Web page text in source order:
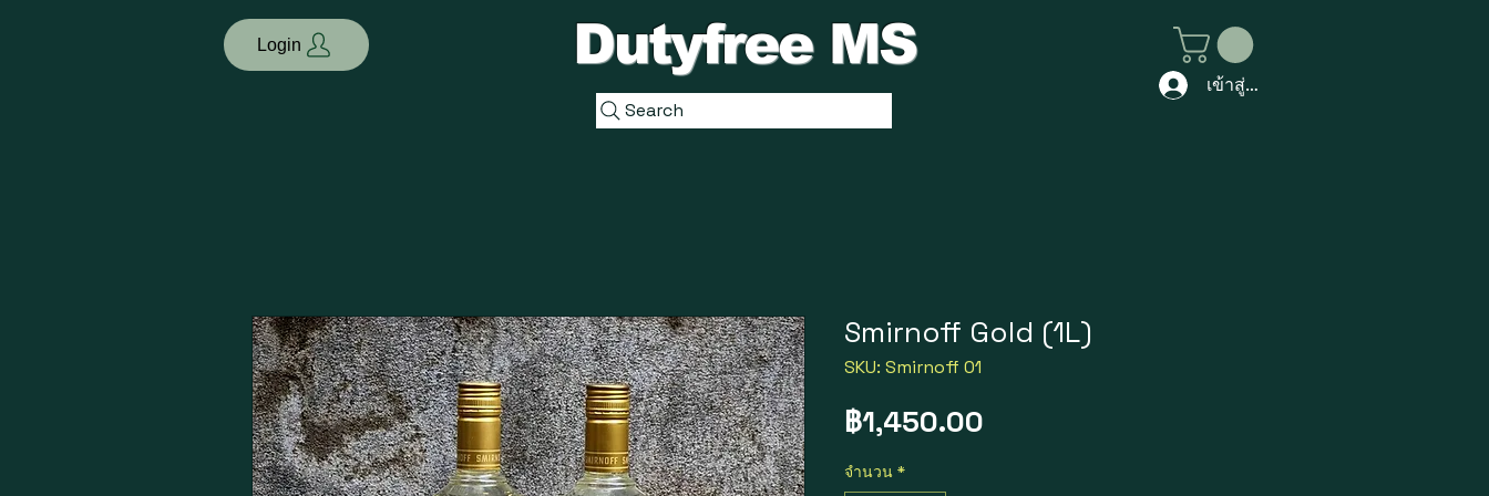
Login Dutyfree MS
Search
เข้าสู่ระบบ
Smirnoff Gold (1L)
SKU: Smirnoff 01
฿1,450.00
จำนวน *